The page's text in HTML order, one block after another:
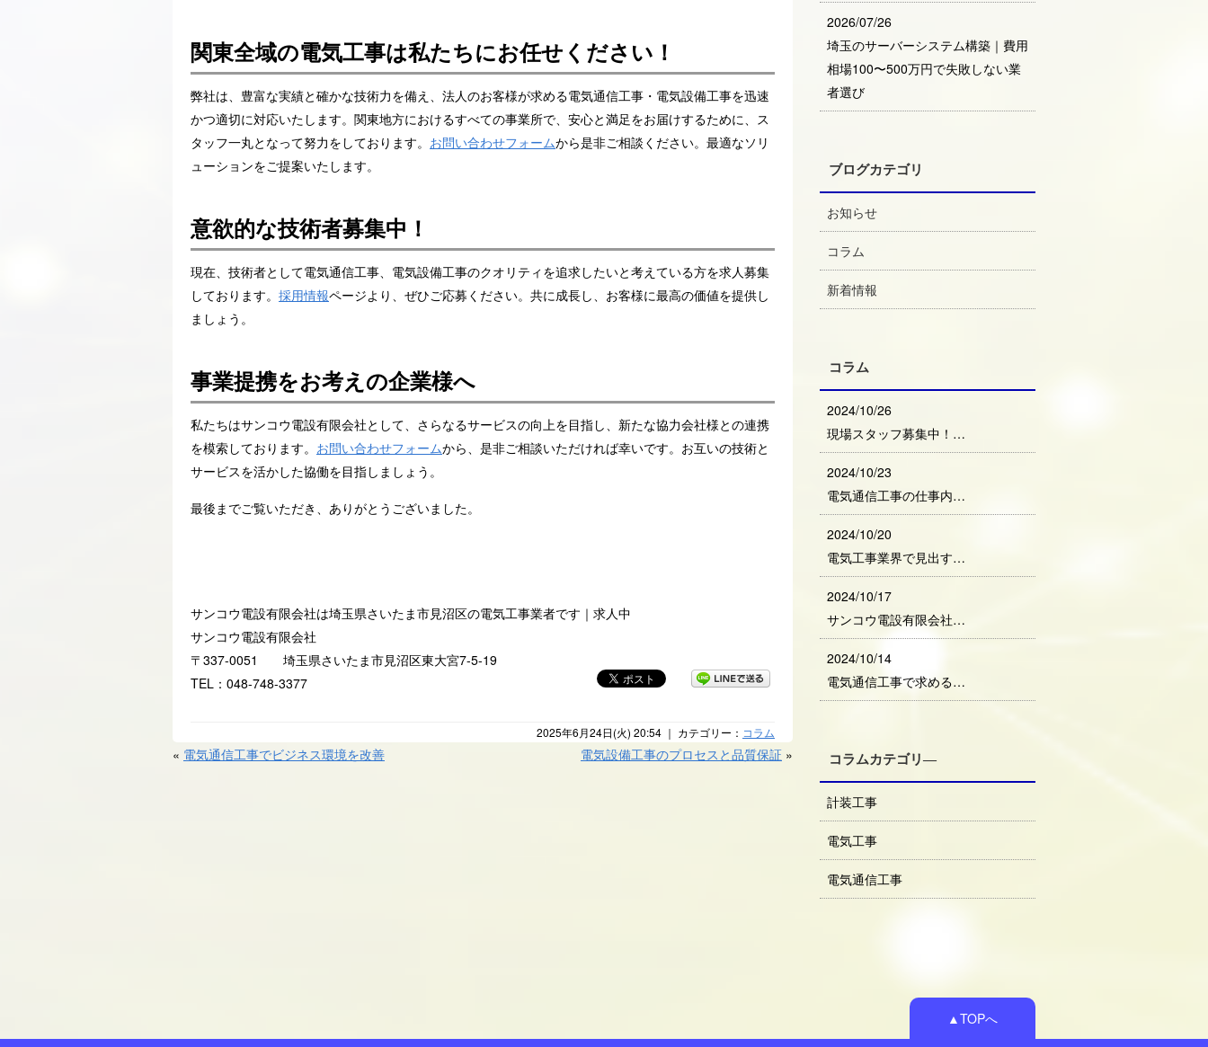
関東全域の電気工事は私たちにお任せください！
弊社は、豊富な実績と確かな技術力を備え、法人のお客様が求める電気通信工事・電気設備工事を迅速
かつ適切に対応いたします。関東地方におけるすべての事業所で、安心と満足をお届けするために、ス
タッフ一丸となって努力をしております。 お問い合わせフォームから是非ご相談ください。最適なソリ
ューションをご提案いたします。
意欲的な技術者募集中！
現在、技術者として電気通信工事、電気設備工事のクオリティを追求したいと考えている方を求人募集
しております。 採用情報ページより、ぜひご応募ください。共に成長し、お客様に最高の価値を提供し
ましょう。
事業提携をお考えの企業様へ
私たちはサンコウ電設有限会社として、さらなるサービスの向上を目指し、新たな協力会社様との連携
を模索しております。 お問い合わせフォームから、是非ご相談いただければ幸いです。お互いの技術と
サービスを活かした協働を目指しましょう。
最後までご覧いただき、ありがとうございました。
サンコウ電設有限会社は埼玉県さいたま市見沼区の電気工事業者です｜求人中
サンコウ電設有限会社
〒337-0051 埼玉県さいたま市見沼区東大宮7-5-19
TEL：048-748-3377
2025年6月24日(火) 20:54 ｜ カテゴリー： コラム
« 電気通信工事でビジネス環境を改善 電気設備工事のプロセスと品質保証 »
2026/07/26
埼玉のサーバーシステム構築｜費用
相場100〜500万円で失敗しない業
者選び
ブログカテゴリ
お知らせ
コラム
新着情報
コラム
2024/10/26
現場スタッフ募集中！…
2024/10/23
電気通信工事の仕事内…
2024/10/20
電気工事業界で見出す…
2024/10/17
サンコウ電設有限会社…
2024/10/14
電気通信工事で求める…
コラムカテゴリ―
計装工事
電気工事
電気通信工事
▲TOPへ